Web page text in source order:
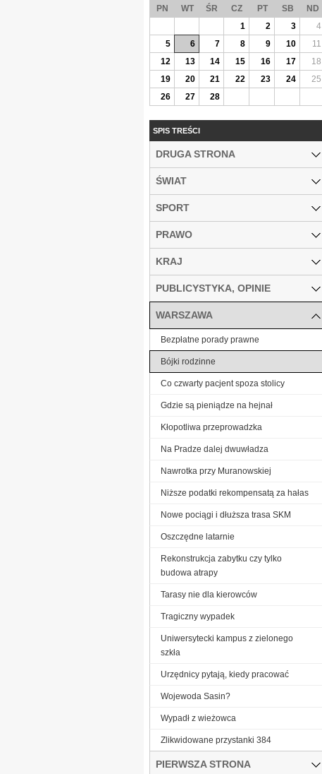
PN WT ŚR CZ PT SB
ND
1
2 3
4
5
6 7 8 9 10
11
12
13 14 15 16 17
18
19
20 21 22 23 24
25
26
27 28
SPIS TREŚCI
DRUGA STRONA
ŚWIAT
SPORT
PRAWO
KRAJ
PUBLICYSTYKA, OPINIE
WARSZAWA
Bezpłatne porady prawne
Bójki rodzinne
Co czwarty pacjent spoza stolicy
Gdzie są pieniądze na hejnał
Kłopotliwa przeprowadzka
Na Pradze dalej dwuwładza
Nawrotka przy Muranowskiej
Niższe podatki rekompensatą za hałas
Nowe pociągi i dłuższa trasa SKM
Oszczędne latarnie
Rekonstrukcja zabytku czy tylko
budowa atrapy
Tarasy nie dla kierowców
Tragiczny wypadek
Uniwersytecki kampus z zielonego
szkła
Urzędnicy pytają, kiedy pracować
Wojewoda Sasin?
Wypadł z wieżowca
Zlikwidowane przystanki 384
PIERWSZA STRONA